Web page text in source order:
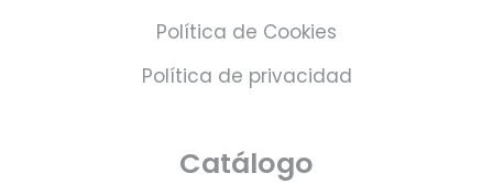
Política de Cookies
Política de privacidad
Catálogo